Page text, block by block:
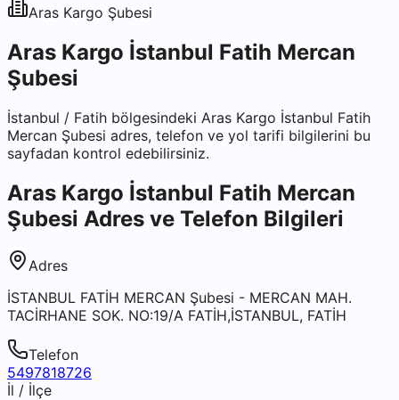
Aras Kargo Şubesi
Aras Kargo İstanbul Fatih Mercan
Şubesi
İstanbul / Fatih bölgesindeki Aras Kargo İstanbul Fatih
Mercan Şubesi adres, telefon ve yol tarifi bilgilerini bu
sayfadan kontrol edebilirsiniz.
Aras Kargo İstanbul Fatih Mercan
Şubesi Adres ve Telefon Bilgileri
Adres
İSTANBUL FATİH MERCAN Şubesi - MERCAN MAH.
TACİRHANE SOK. NO:19/A FATİH,İSTANBUL, FATİH
Telefon
5497818726
İl / İlçe